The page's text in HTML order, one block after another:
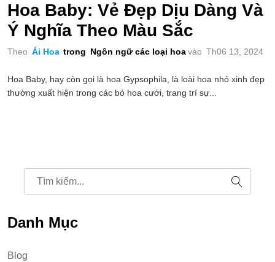
Hoa Baby: Vẻ Đẹp Dịu Dàng Và
Ý Nghĩa Theo Màu Sắc
Theo Ái Hoa trong Ngôn ngữ các loại hoavào Th06 13, 2024
Hoa Baby, hay còn gọi là hoa Gypsophila, là loài hoa nhỏ xinh đẹp
thường xuất hiện trong các bó hoa cưới, trang trí sự...
Danh Mục
Blog